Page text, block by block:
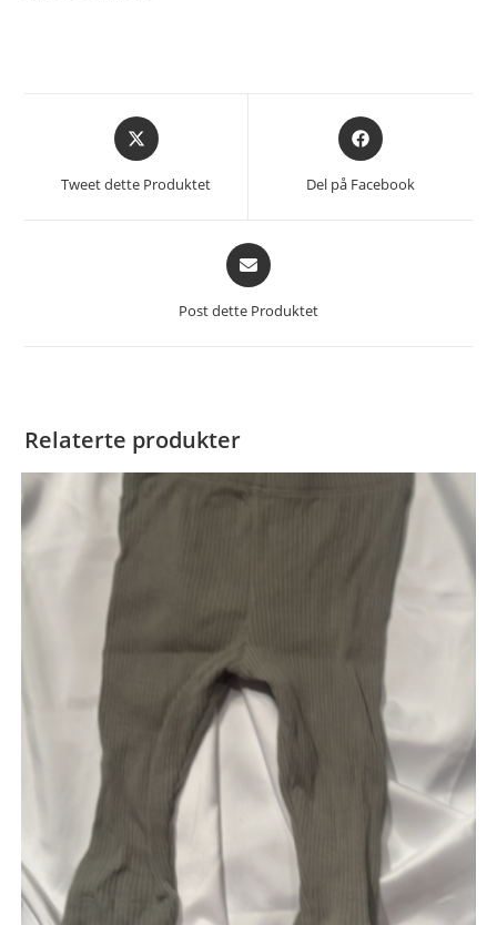
Åpnes
i
nytt
Tweet dette Produktet
Åpnes
i
et
nytt
Del på Facebook
Åpnes
i
nytt
Post dette Produktet
Relaterte produkter